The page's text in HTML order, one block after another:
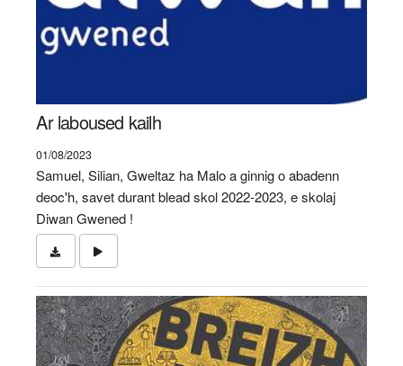
Ar laboused kailh
01/08/2023
Samuel, Silian, Gweltaz ha Malo a ginnig o abadenn
deoc'h, savet durant blead skol 2022-2023, e skolaj
Diwan Gwened !